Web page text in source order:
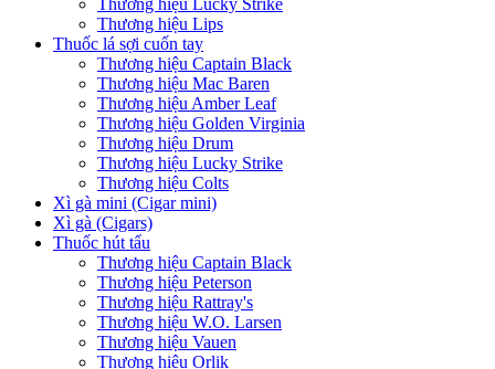
Thương hiệu Lucky Strike
Thương hiệu Lips
Thuốc lá sợi cuốn tay
Thương hiệu Captain Black
Thương hiệu Mac Baren
Thương hiệu Amber Leaf
Thương hiệu Golden Virginia
Thương hiệu Drum
Thương hiệu Lucky Strike
Thương hiệu Colts
Xì gà mini (Cigar mini)
Xì gà (Cigars)
Thuốc hút tẩu
Thương hiệu Captain Black
Thương hiệu Peterson
Thương hiệu Rattray's
Thương hiệu W.O. Larsen
Thương hiệu Vauen
Thương hiệu Orlik